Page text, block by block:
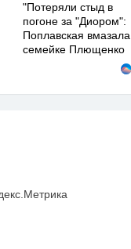
"Потеряли стыд в
погоне за "Диором":
Поплавская вмазала
семейке Плющенко